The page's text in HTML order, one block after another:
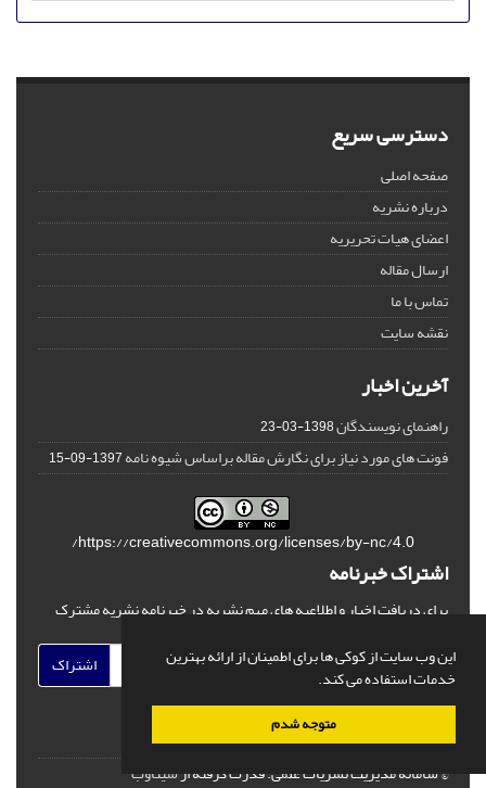
این وب سایت از کوکی ها برای اطمینان از ارائه بهترین
خدمات استفاده می کند.
متوجه شدم
دسترسی سریع
صفحه اصلی
درباره نشریه
اعضای هیات تحریریه
ارسال مقاله
تماس با ما
نقشه سایت
آخرین اخبار
راهنمای نویسندگان1398-03-23
فونت های مورد نیاز برای نگارش مقاله براساس شیوه نامه1397-09-15
https://creativecommons.org/licenses/by-nc/4.0/
اشتراک خبرنامه
برای دریافت اخبار و اطلاعیه های مهم نشریه در خبرنامه نشریه مشترک
اشتراک
© سامانه مدیریت نشریات علمی.قدرت گرفته ازسیناوب